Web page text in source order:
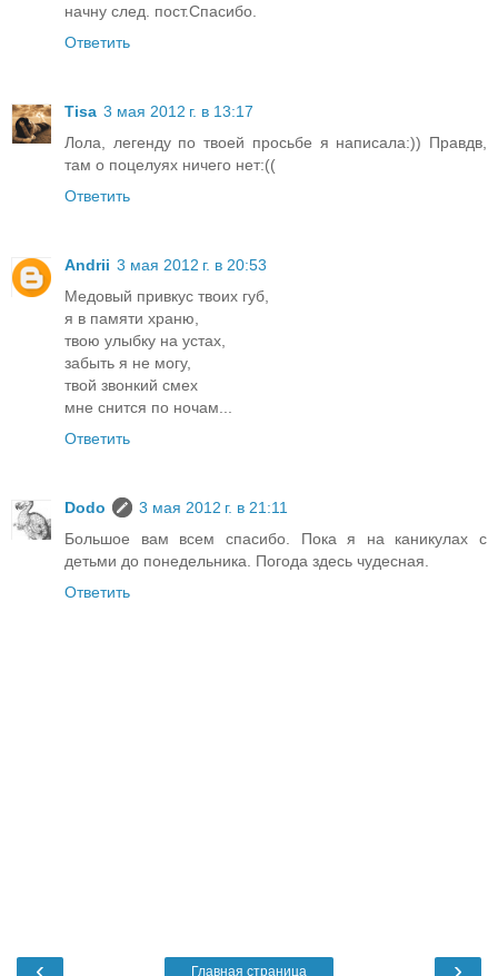
начну след. пост.Спасибо.
Ответить
Tisa 3 мая 2012 г. в 13:17
Лола, легенду по твоей просьбе я написала:)) Правдв,
там о поцелуях ничего нет:((
Ответить
Andrii 3 мая 2012 г. в 20:53
Медовый привкус твоих губ,
я в памяти храню,
твою улыбку на устах,
забыть я не могу,
твой звонкий смех
мне снится по ночам...
Ответить
Dodo
3 мая 2012 г. в 21:11
Большое вам всем спасибо. Пока я на каникулах с
детьми до понедельника. Погода здесь чудесная.
Ответить
‹ ›
Главная страница